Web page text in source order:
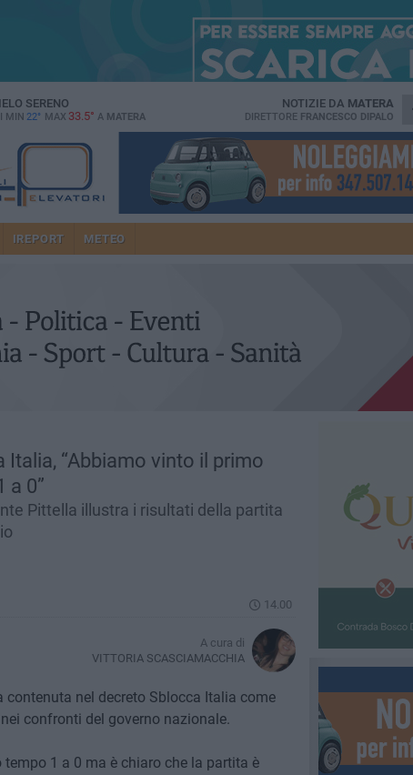
SERENO
MIN 22° MAX 33.5° A MATERA
NOTIZIE DA MATERA
DIRETTORE FRANCESCO DIPALO
IREPORT METEO
Italia, “Abbiamo vinto il primo
a 0”
Pittella illustra i risultati della partita
14.00
A cura di
VITTORIA SCASCIAMACCHIA
contenuta nel decreto Sblocca Italia come
confronti del governo nazionale.
1 a 0 ma è chiaro che la partita è